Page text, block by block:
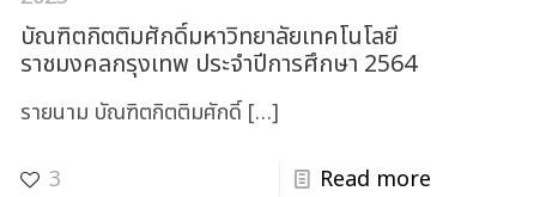
บัณฑิตกิตติมศักดิ์มหาวิทยาลัยเทคโนโลยี
ราชมงคลกรุงเทพ ประจำปีการศึกษา 2564
รายนาม บัณฑิตกิตติมศักดิ์[…]
3 Read more